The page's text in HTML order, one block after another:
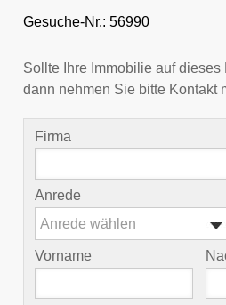
Gesuche-Nr.: 56990
Sollte Ihre Immobilie auf
dann nehmen Sie bitte Kontakt
Firma
Anrede
Anrede wählen
Vorname